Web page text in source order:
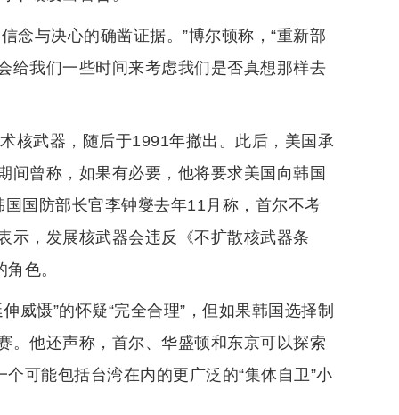
念与决心的确凿证据。”博尔顿称，“重新部
给我们一些时间来考虑我们是否真想那样去
核武器，随后于1991年撤出。此后，美国承
间曾称，如果有必要，他将要求美国向韩国
国防部长官李钟燮去年11月称，首尔不考
示，发展核武器会违反《不扩散核武器条
色。
威慑”的怀疑“完全合理”，但如果韩国选择制
。他还声称，首尔、华盛顿和东京可以探索
可能包括台湾在内的更广泛的“集体自卫”小